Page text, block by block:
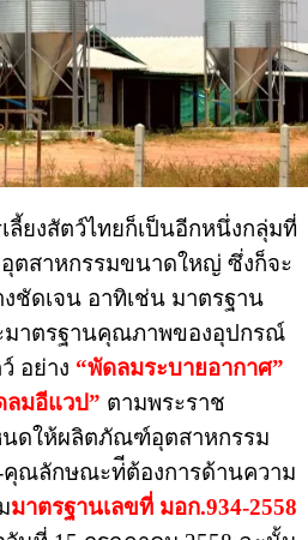
ลี้ยงสัตว์ไทยก็เป็นอีกหนึ่งกลุ่มที่
ตสาหกรรมขนาดใหญ่ ซึ่งก็จะ
ชัดเจน อาทิเช่น มาตรฐาน
าตรฐานคุณภาพของอุปกรณ์
อย่าง “พัดลมระบายอากาศ”
ลมอีแวป” ตามพระราช
นดให้ผลิตภัณฑ์อุตสาหกรรม
ณลักษณะท่ีต้องการด้านความ
มาตรฐานเลขที่ มอก.934-2558